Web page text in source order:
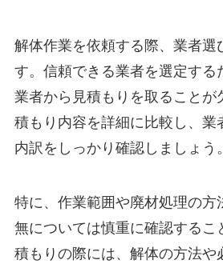
解体作業を依頼する際、業者選
す。信頼できる業者を選定する
業者から見積もりを取ることが
積もり内容を詳細に比較し、業
内訳をしっかり確認しましょう。
特に、作業範囲や廃材処理の方
無については慎重に確認するこ
積もりの際には、解体の方法や